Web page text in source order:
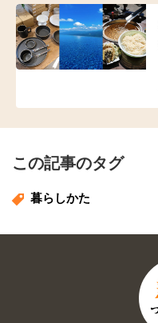
この記事のタグ
暮らしかた